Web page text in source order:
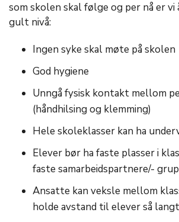
som skolen skal følge og per nå er vi
gult nivå:
Ingen syke skal møte på skolen
God hygiene
Unngå fysisk kontakt mellom
(håndhilsing og klemming)
Hele skoleklasser kan ha
Elever bør ha faste plasser i
faste samarbeidspartnere/-
Ansatte kan veksle mellom
holde avstand til elever så